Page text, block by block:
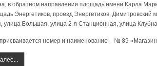
в обратном направлении площадь имени Карла
Энергетиков, проезд Энергетиков,
улица Большая, улица 2-я Станционная, улица
номер и наименование – № 89 «Магазин